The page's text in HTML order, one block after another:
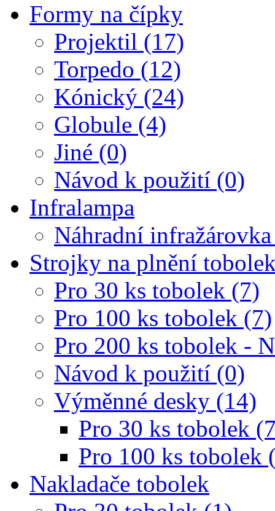
Formy na čípky
Projektil (17)
Torpedo (12)
Kónický (24)
Globule (4)
Jiné (0)
Návod k použití (0)
Infralampa
Náhradní
Strojky na plnění
Pro 30 ks tobolek (7)
Pro 100 ks tobolek (7)
Pro 200 ks tobolek -
Návod k použití (0)
Výměnné desky (14)
Pro 30 ks tobolek
Pro 100 ks tobolek
Nakladače tobolek